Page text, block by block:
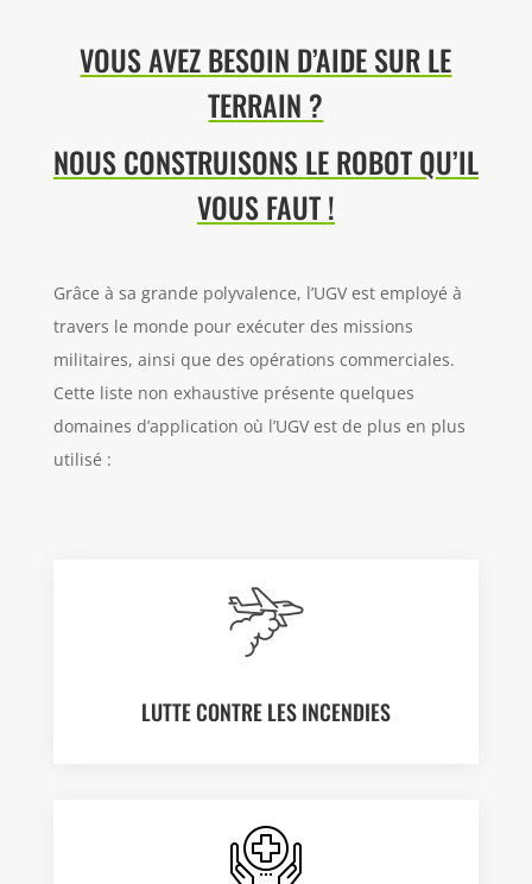
VOUS AVEZ BESOIN D’AIDE SUR LE
TERRAIN ?
NOUS CONSTRUISONS LE ROBOT QU’IL
VOUS FAUT !
Grâce à sa grande polyvalence, l’UGV est employé à
travers le monde pour exécuter des missions
militaires, ainsi que des opérations commerciales.
Cette liste non exhaustive présente quelques
domaines d’application où l’UGV est de plus en plus
utilisé :
LUTTE CONTRE LES INCENDIES